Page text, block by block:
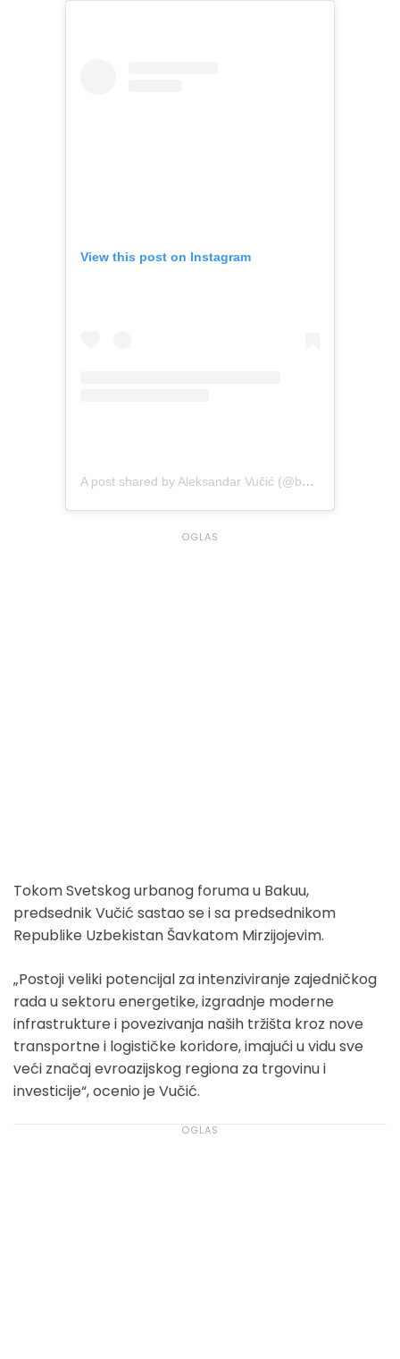
View this post on Instagram
A post shared by Aleksandar Vučić (@buducnostsrbijeav)
Tokom Svetskog urbanog foruma u Bakuu,
predsednik Vučić sastao se i sa predsednikom
Republike Uzbekistan Šavkatom Mirzijojevim.
„Postoji veliki potencijal za intenziviranje zajedničkog
rada u sektoru energetike, izgradnje moderne
infrastrukture i povezivanja naših tržišta kroz nove
transportne i logističke koridore, imajući u vidu sve
veći značaj evroazijskog regiona za trgovinu i
investicije“, ocenio je Vučić.